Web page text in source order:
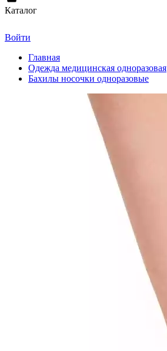
Каталог
Войти
Главная
Одежда медицинская одноразовая
Бахилы носочки одноразовые